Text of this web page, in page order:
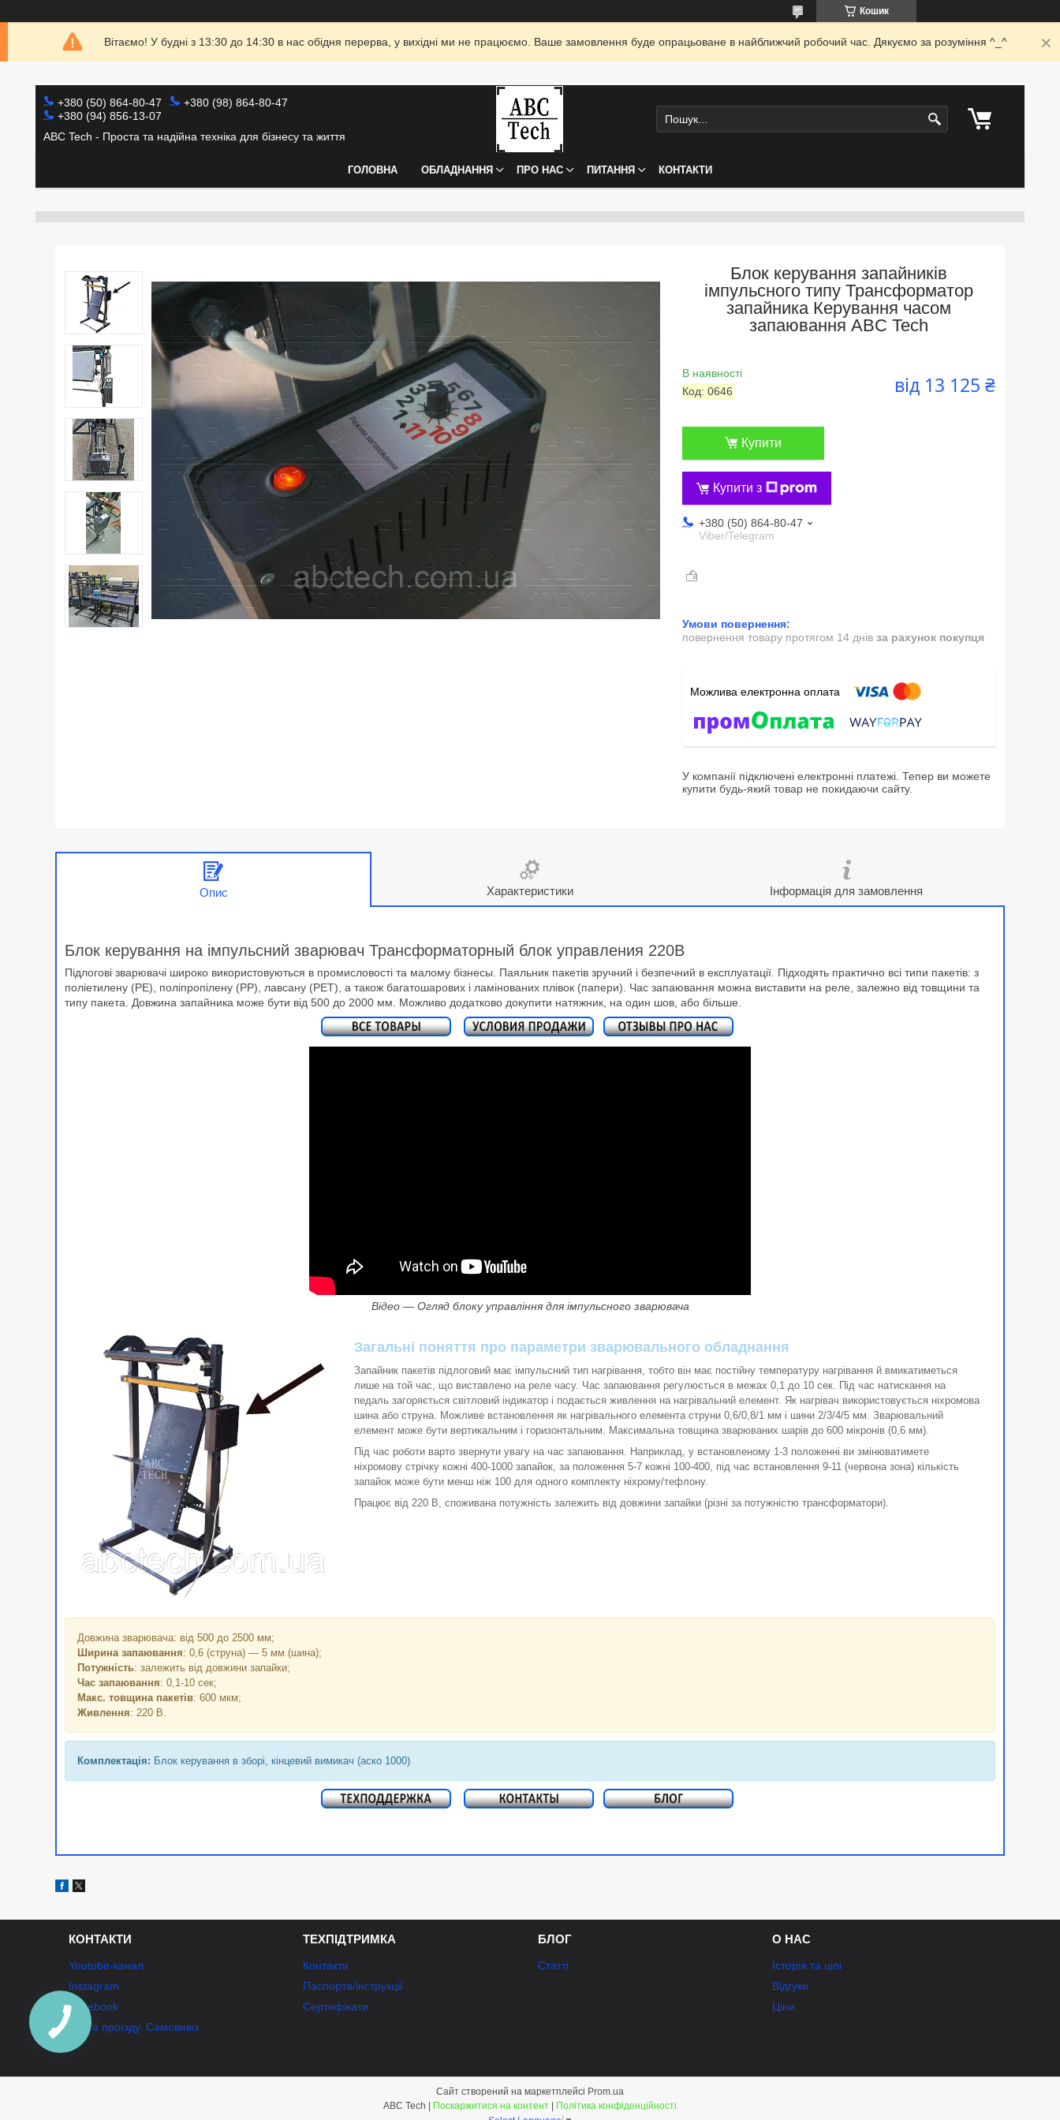
Кошик
Вітаємо! У будні з 13:30 до 14:30 в нас обідня перерва, у вихідні ми не працюємо. Ваше замовлення буде опрацьоване в найближчий робочий час. Дякуємо за розуміння ^_^
+380 (50) 864-80-47
+380 (98) 864-80-47
+380 (94) 856-13-07
ABC Tech - Проста та надійна техніка для бізнесу та життя
ГОЛОВНА ОБЛАДНАННЯ ПРО НАС ПИТАННЯ КОНТАКТИ
Блок керування запайників
імпульсного типу Трансформатор
запайника Керування часом
запаювання ABC Tech
В наявності
Код: 0646 від 13 125 ₴
Купити
Купити з
+380 (50) 864-80-47
Viber/Telegram
повернення товару протягом 14 днів за рахунок покупця
У компанії підключені електронні платежі. Тепер ви можете
купити будь-який товар не покидаючи сайту.
Опис Характеристики Інформація для замовлення
Блок керування на імпульсний зварювач Трансформаторный блок управления 220В
Підлогові зварювачі широко використовуються в промисловості та малому бізнесы. Паяльник пакетів зручний і безпечний в експлуатації. Підходять практично всі типи пакетів: з
поліетилену (PE), поліпропілену (PP), лавсану (PET), а також багатошарових і ламінованих плівок (папери). Час запаювання можна виставити на реле, залежно від товщини та
типу пакета. Довжина запайника може бути від 500 до 2000 мм. Можливо додатково докупити натяжник, на один шов, або більше.
Відео — Огляд блоку управління для імпульсного зварювача
Загальні поняття про параметри зварювального обладнання
Запайник пакетів підлоговий має імпульсний тип нагрівання, тобто він має постійну температуру нагрівання й вмикатиметься
лише на той час, що виставлено на реле часу. Час запаювання регулюється в межах 0,1 до 10 сек. Під час натискання на
педаль загоряється світловий індикатор і подається живлення на нагрівальний елемент. Як нагрівач використовується ніхромова
шина або струна. Можливе встановлення як нагрівального елемента струни 0,6/0,8/1 мм і шини 2/3/4/5 мм. Зварювальний
елемент може бути вертикальним і горизонтальним. Максимальна товщина зварюваних шарів до 600 мікронів (0,6 мм).
Під час роботи варто звернути увагу на час запаювання. Наприклад, у встановленому 1-3 положенні ви змінюватимете
ніхромову стрічку кожні 400-1000 запайок, за положення 5-7 кожні 100-400, під час встановлення 9-11 (червона зона) кількість
запайок може бути менш ніж 100 для одного комплекту ніхрому/тефлону.
Працює від 220 В, споживана потужність залежить від довжини запайки (різні за потужністю трансформатори).
Довжина зварювача: від 500 до 2500 мм;
Ширина запаювання: 0,6 (струна) — 5 мм (шина);
Потужність: залежить від довжини запайки;
Час запаювання: 0,1-10 сек;
Макс. товщина пакетів: 600 мкм;
Живлення: 220 В.
Комплектація: Блок керування в зборі, кінцевий вимикач (аско 1000)
КОНТАКТИ
Youtube-канал
Instagram
Facebook
Карта проїзду. Самовивіз
ТЕХПІДТРИМКА
Контакти
Паспорта/інструкції
Сертифікати
БЛОГ
Статті
О НАС
Історія та цілі
Відгуки
Ціни
Сайт створений на маркетплейсі Prom.ua
Поскаржитися на контент
Політика конфіденційності